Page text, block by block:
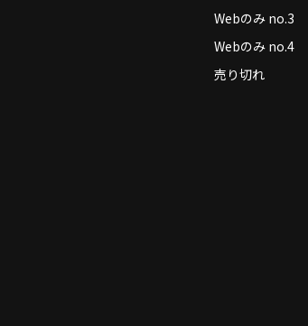
Webのみ no.3
Webのみ no.4
売り切れ